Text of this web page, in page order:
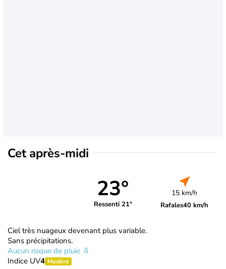
Cet après-midi
23°
Ressenti 21°
15 km/h
Rafales40 km/h
Ciel très nuageux devenant plus variable.
Sans précipitations.
Aucun risque de pluie
Indice UV4 Modéré